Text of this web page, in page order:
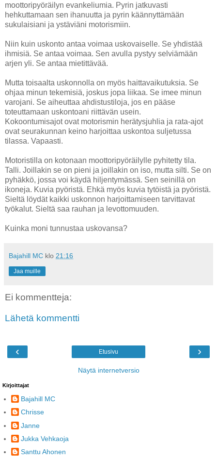
moottoripyöräilyn evankeliumia. Pyrin jatkuvasti
hehkuttamaan sen ihanuutta ja pyrin käännyttämään
sukulaisiani ja ystäviäni motorismiin.
Niin kuin uskonto antaa voimaa uskovaiselle. Se yhdistää
ihmisiä. Se antaa voimaa. Sen avulla pystyy selviämään
arjen yli. Se antaa mietittävää.
Mutta toisaalta uskonnolla on myös haittavaikutuksia. Se
ohjaa minun tekemisiä, joskus jopa liikaa. Se imee minun
varojani. Se aiheuttaa ahdistustiloja, jos en pääse
toteuttamaan uskontoani riittävän usein.
Kokoontumisajot ovat motorismin herätysjuhlia ja rata-ajot
ovat seurakunnan keino harjoittaa uskontoa suljetussa
tilassa. Vapaasti.
Motoristilla on kotonaan moottoripyöräilylle pyhitetty tila.
Talli. Joillakin se on pieni ja joillakin on iso, mutta silti. Se on
pyhäkkö, jossa voi käydä hiljentymässä. Sen seinillä on
ikoneja. Kuvia pyöristä. Ehkä myös kuvia tytöistä ja pyöristä.
Sieltä löydät kaikki uskonnon harjoittamiseen tarvittavat
työkalut. Sieltä saa rauhan ja levottomuuden.
Kuinka moni tunnustaa uskovansa?
Bajahill MC klo 21:16
Jaa muille
Ei kommentteja:
Lähetä kommentti
‹ ›
Etusivu
Näytä internetversio
Kirjoittajat
Bajahill MC
Chrisse
Janne
Jukka Vehkaoja
Santtu Ahonen